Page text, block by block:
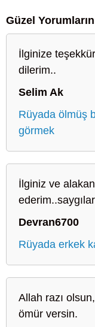
Güzel
İlginize
dilerim..
Selim Ak
Rüyada ölmüş
görmek
İlginiz ve
ederim..saygılar
Devran6700
Rüyada erkek
Allah razı
ömür versin.